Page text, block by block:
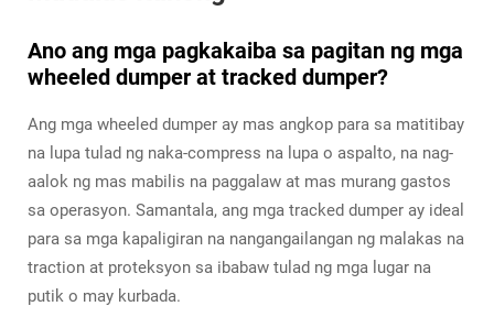
Ano ang mga pagkakaiba sa pagitan ng mga
wheeled dumper at tracked dumper?
Ang mga wheeled dumper ay mas angkop para sa matitibay
na lupa tulad ng naka-compress na lupa o aspalto, na nag-
aalok ng mas mabilis na paggalaw at mas murang gastos
sa operasyon. Samantala, ang mga tracked dumper ay ideal
para sa mga kapaligiran na nangangailangan ng malakas na
traction at proteksyon sa ibabaw tulad ng mga lugar na
putik o may kurbada.